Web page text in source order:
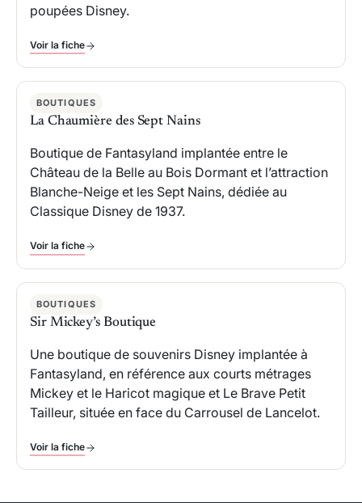
poupées Disney.
Voir la fiche
BOUTIQUES
La Chaumière des Sept Nains
Boutique de Fantasyland implantée entre le
Château de la Belle au Bois Dormant et l’attraction
Blanche-Neige et les Sept Nains, dédiée au
Classique Disney de 1937.
Voir la fiche
BOUTIQUES
Sir Mickey’s Boutique
Une boutique de souvenirs Disney implantée à
Fantasyland, en référence aux courts métrages
Mickey et le Haricot magique et Le Brave Petit
Tailleur, située en face du Carrousel de Lancelot.
Voir la fiche